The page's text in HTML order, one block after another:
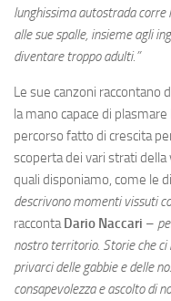
lunghissima autostrada corre
alle sue spalle, insieme agli
diventare troppo adulti.”
Le sue canzoni raccontano
la mano capace di
percorso fatto di crescita
scoperta dei vari strati
quali disponiamo, come le
descrivono momenti vissuti
raccontaDario Naccari –
nostro territorio. Storie che
privarci delle gabbie e delle
consapevolezza e ascolto di